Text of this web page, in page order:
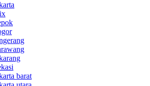
barat